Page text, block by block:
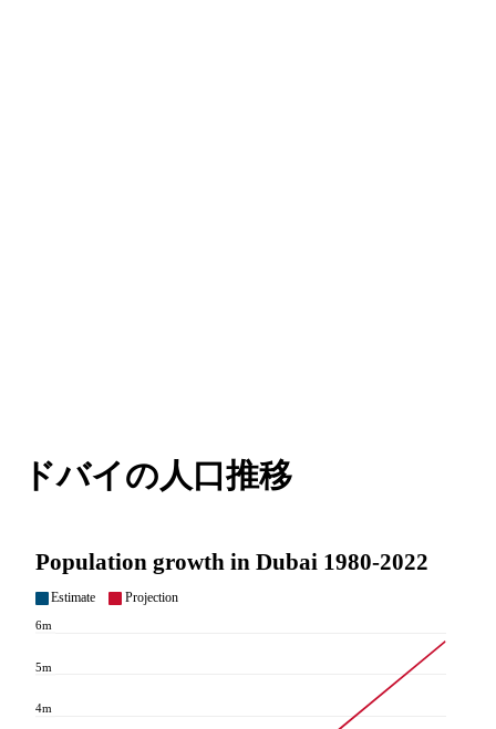
ドバイの人口推移